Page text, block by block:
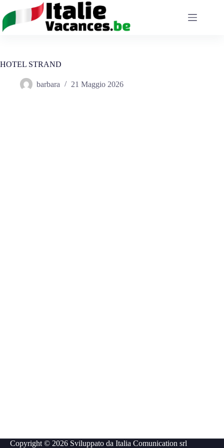
contenuto
HOTEL STRAND
barbara 21 Maggio 2026
Copyright © 2026 Sviluppato daItalia Comunication srl